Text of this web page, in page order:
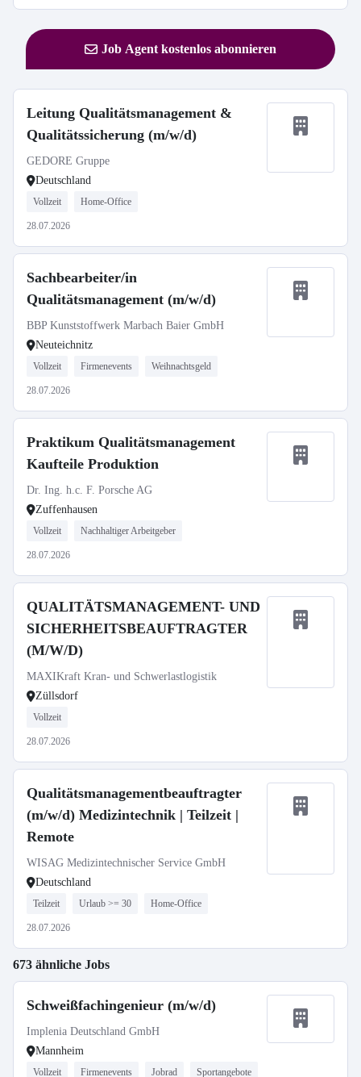
Job Agent kostenlos abonnieren
Leitung Qualitätsmanagement &
Qualitätssicherung (m/w/d)
GEDORE Gruppe
Deutschland
Vollzeit Home-Office
28.07.2026
Sachbearbeiter/in
Qualitätsmanagement (m/w/d)
BBP Kunststoffwerk Marbach Baier GmbH
Neuteichnitz
Vollzeit Firmenevents Weihnachtsgeld
28.07.2026
Praktikum Qualitätsmanagement
Kaufteile Produktion
Dr. Ing. h.c. F. Porsche AG
Zuffenhausen
Vollzeit Nachhaltiger Arbeitgeber
28.07.2026
QUALITÄTSMANAGEMENT- UND
SICHERHEITSBEAUFTRAGTER
(M/W/D)
MAXIKraft Kran- und Schwerlastlogistik
Züllsdorf
Vollzeit
28.07.2026
Qualitätsmanagementbeauftragter
(m/w/d) Medizintechnik | Teilzeit |
Remote
WISAG Medizintechnischer Service GmbH
Deutschland
Teilzeit Urlaub >= 30 Home-Office
28.07.2026
673 ähnliche Jobs
Schweißfachingenieur (m/w/d)
Implenia Deutschland GmbH
Mannheim
Vollzeit Firmenevents Jobrad Sportangebote